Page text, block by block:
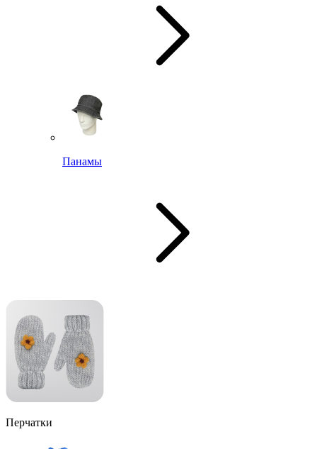
Панамы
Перчатки